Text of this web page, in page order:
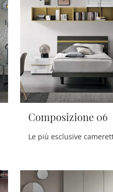
Composizione 06